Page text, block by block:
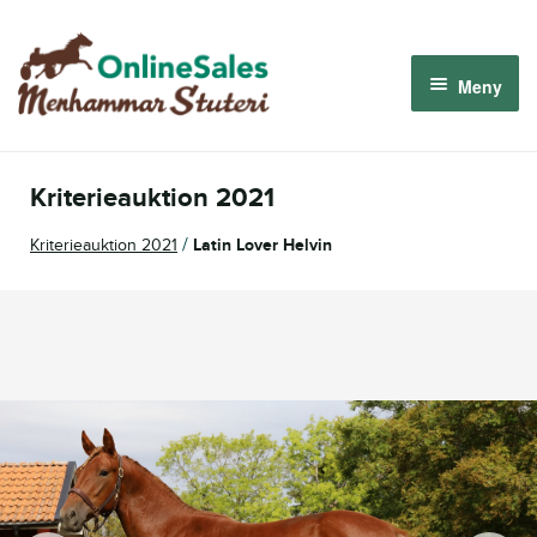
Hoppa
till
navigering
Hoppa
till
innehåll
Meny
Logga in
Kriterieauktion 2021
Kriterieauktion 2021 / Latin Lover Helvin